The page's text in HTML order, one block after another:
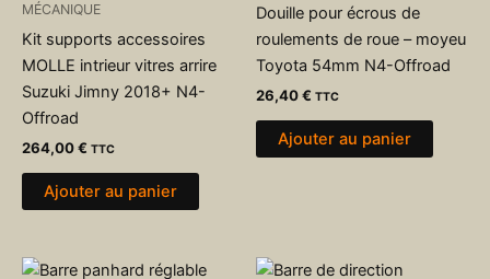
MÉCANIQUE
Kit supports accessoires
MOLLE intrieur vitres arrire
Suzuki Jimny 2018+ N4-
Offroad
264,00€ TTC
Ajouter au panier
Douille pour écrous de
roulements de roue – moyeu
Toyota 54mm N4-Offroad
26,40€ TTC
Ajouter au panier